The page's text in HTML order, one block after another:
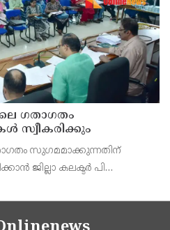
ഗതാഗതം
സ്വീകരിക്കും
സുഗമമാക്കുന്നതിന്
ജില്ലാ കലക്ടര്‍ പി